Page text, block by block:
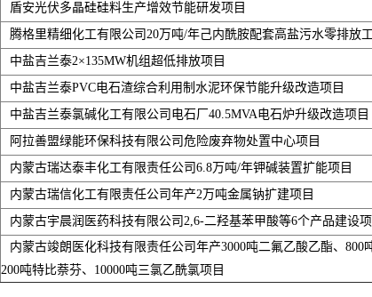
盾安光伏多晶硅硅料生产增效节能研发项目
腾格里精细化工有限公司20万吨/年己内酰胺配套高盐污水零排放
中盐吉兰泰2×135MW机组超低排放项目
中盐吉兰泰PVC电石渣综合利用制水泥环保节能升级改造项目
中盐吉兰泰氯碱化工有限公司电石厂40.5MVA电石炉升级改造项目
阿拉善盟绿能环保科技有限公司危险废弃物处置中心项目
内蒙古瑞达泰丰化工有限责任公司6.8万吨/年钾碱装置扩能项目
内蒙古瑞信化工有限责任公司年产2万吨金属钠扩建项目
内蒙古宇晨润医药科技有限公司2,6-二羟基苯甲酸等6个产品建设项
内蒙古竣朗医化科技有限责任公司年产3000吨二氟乙酸乙酯、800
200吨特比萘芬、10000吨三氯乙酰氯项目